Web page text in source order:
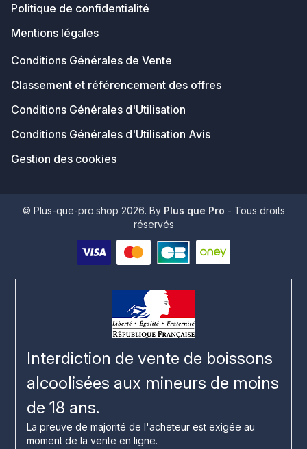
Politique de confidentialité
Mentions légales
Conditions Générales de Vente
Classement et référencement des offres
Conditions Générales d'Utilisation
Conditions Générales d'Utilisation Avis
Gestion des cookies
© Plus-que-pro.shop 2026. By Plus que Pro - Tous droits
réservés
Interdiction de vente de boissons
alcoolisées aux mineurs de moins
de 18 ans.
La preuve de majorité de l'acheteur est exigée au
moment de la vente en ligne.